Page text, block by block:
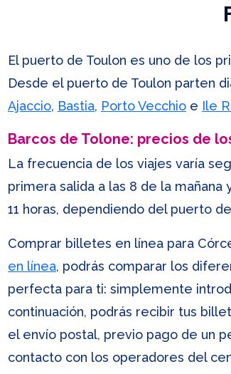
El puerto de Toulon es uno de los
Desde el puerto de Toulon parten
Ajaccio, Bastia, Porto Vecchio e Ile
Barcos de Tolone: precios de
La frecuencia de los viajes varía
primera salida a las 8 de la
11 horas, dependiendo del puerto
Comprar billetes en línea para
en línea, podrás comparar los
perfecta para ti: simplemente
continuación, podrás recibir tus
el envío postal, previo pago de un
contacto con los operadores del